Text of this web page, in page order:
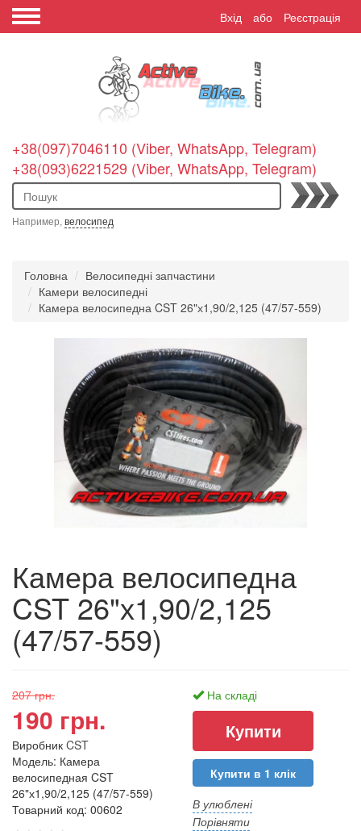
Вхід або Реєстрація
+38(097)7046110 (Viber, WhatsApp, Telegram)
+38(093)6221529 (Viber, WhatsApp, Telegram)
Пошук
Например, велосипед
Головна
Велосипедні запчастини
Камери велосипедні
Камера велосипедна CST 26"х1,90/2,125 (47/57-559)
Камера велосипедна
CST 26"х1,90/2,125
(47/57-559)
207 грн.
190 грн.
Виробник CST
Модель: Камера
велосипедная CST
26"х1,90/2,125 (47/57-559)
Товарний код: 00602
На складі
Купити в 1 клік
В улюблені
Порівняти